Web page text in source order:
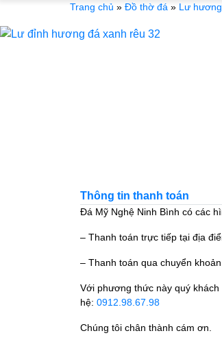
Trang chủ » Đồ thờ đá » Lư
Thông tin thanh toán
Đá Mỹ Nghệ Ninh Bình có các
– Thanh toán trực tiếp tại địa
– Thanh toán qua chuyển khoản.
Với phương thức này quý
hệ: 0912.98.67.98
Chúng tôi chân thành cám ơn.